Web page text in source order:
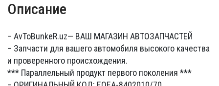
Описание
– AvToBunkeR.uz— ВАШ МАГАЗИН АВТОЗАПЧАСТЕЙ
– Запчасти для вашего автомобиля высокого качества
и проверенного происхождения.
*** Параллельный продукт первого поколения ***